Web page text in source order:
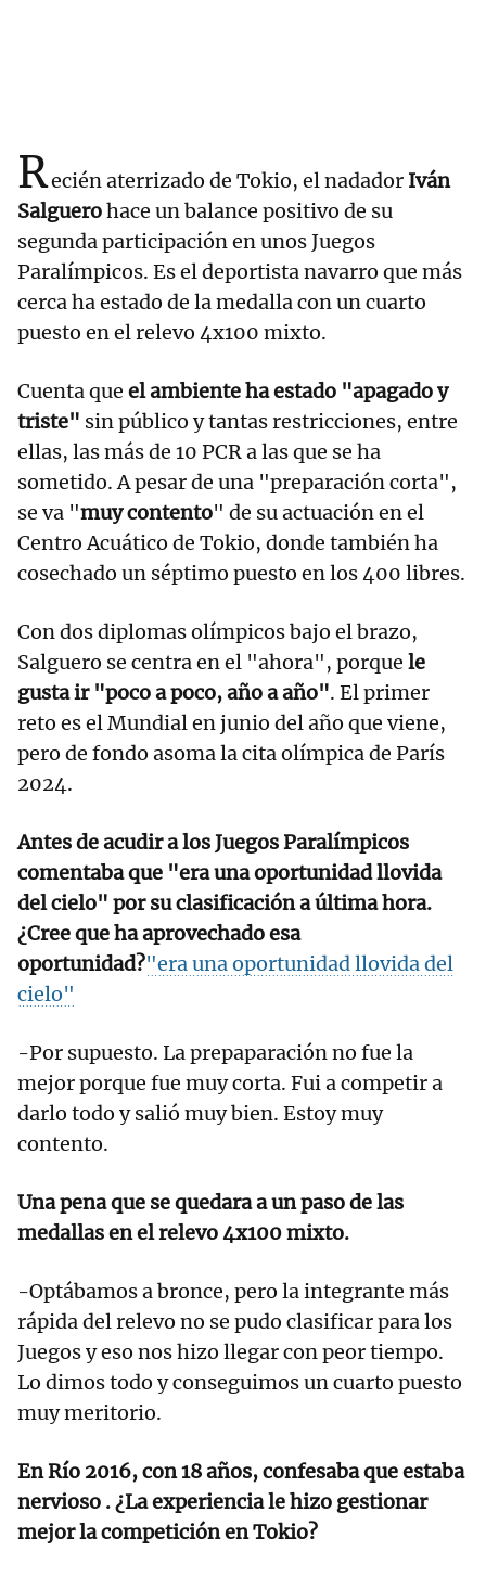
Recién aterrizado de Tokio, el nadador Iván
Salguerohace un balance positivo de su
segunda participación en unos Juegos
Paralímpicos. Es el deportista navarro que más
cerca ha estado de la medalla con un cuarto
puesto en el relevo 4x100 mixto.
Cuenta que el ambiente ha estado "apagado y
triste" sin público y tantas restricciones, entre
ellas, las más de 10 PCR a las que se ha
sometido. A pesar de una "preparación corta",
se va "muy contento" de su actuación en el
Centro Acuático de Tokio, donde también ha
cosechado un séptimo puesto en los 400 libres.
Con dos diplomas olímpicos bajo el brazo,
Salguero se centra en el "ahora", porque le
gusta ir "poco a poco, año a año". El primer
reto es el Mundial en junio del año que viene,
pero de fondo asoma la cita olímpica de París
2024.
Antes de acudir a los Juegos Paralímpicos
comentaba que "era una oportunidad llovida
del cielo" por su clasificación a última hora.
¿Cree que ha aprovechado esa
oportunidad?"era una oportunidad llovida del
cielo"
-Por supuesto. La prepaparación no fue la
mejor porque fue muy corta. Fui a competir a
darlo todo y salió muy bien. Estoy muy
contento.
Una pena que se quedara a un paso de las
medallas en el relevo 4x100 mixto.
-Optábamos a bronce, pero la integrante más
rápida del relevo no se pudo clasificar para los
Juegos y eso nos hizo llegar con peor tiempo.
Lo dimos todo y conseguimos un cuarto puesto
muy meritorio.
En Río 2016, con 18 años, confesaba que estaba
nervioso . ¿La experiencia le hizo gestionar
mejor la competición en Tokio?